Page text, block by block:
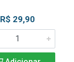
R$ 29,90